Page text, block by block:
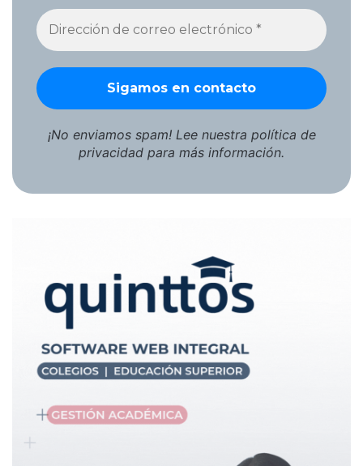
¡No enviamos spam! Lee nuestra política de
privacidad para más información.